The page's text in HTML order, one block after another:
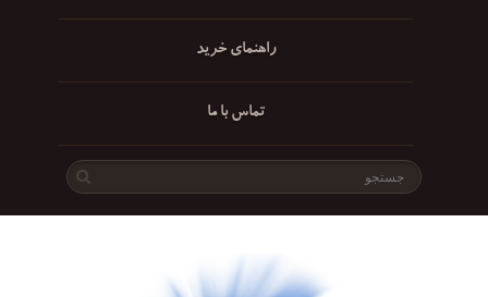
راهنمای خرید
تماس با ما